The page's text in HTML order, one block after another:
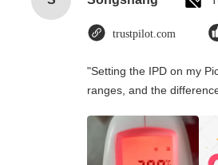
trustpilot.com
"Setting the IPD on my
ranges, and the